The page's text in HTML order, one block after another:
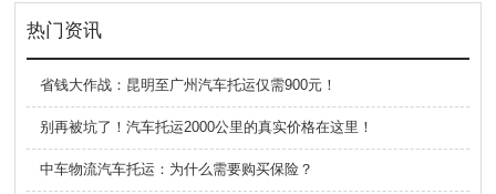
热门资讯
省钱大作战：昆明至广州汽车托运仅需900元！
别再被坑了！汽车托运2000公里的真实价格在这里！
中车物流汽车托运：为什么需要购买保险？